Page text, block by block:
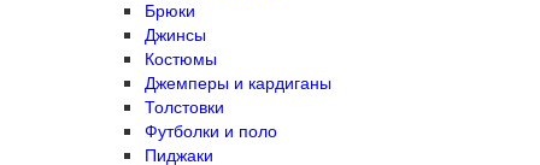
Брюки
Джинсы
Костюмы
Джемперы и кардиганы
Толстовки
Футболки и поло
Пиджаки